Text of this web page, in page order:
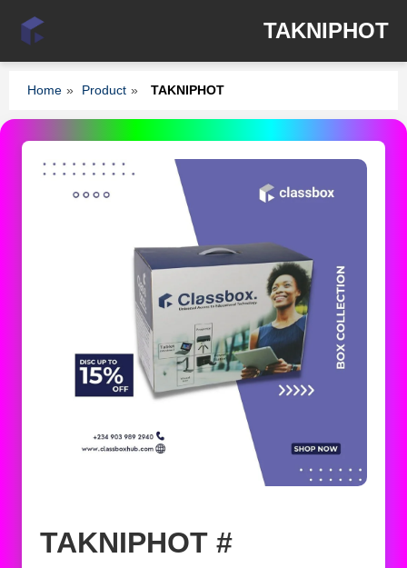
TAKNIPHOT
Home » Product » TAKNIPHOT
TAKNIPHOT #